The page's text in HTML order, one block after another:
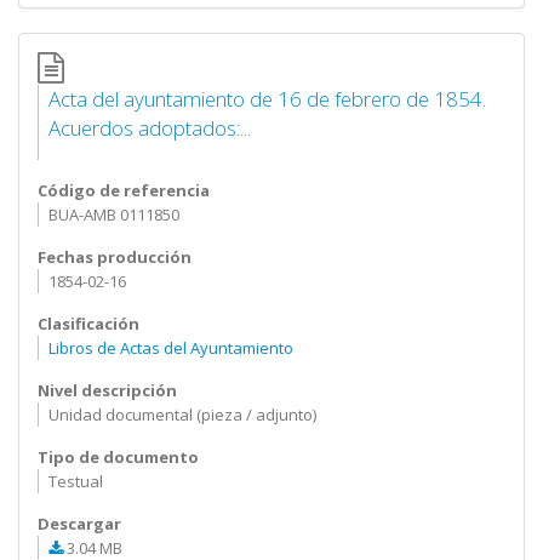
Acta del ayuntamiento de 16 de febrero de 1854.
Acuerdos adoptados:...
Código de referencia
BUA-AMB 0111850
Fechas producción
1854-02-16
Clasificación
Libros de Actas del Ayuntamiento
Nivel descripción
Unidad documental (pieza / adjunto)
Tipo de documento
Testual
Descargar
3.04 MB